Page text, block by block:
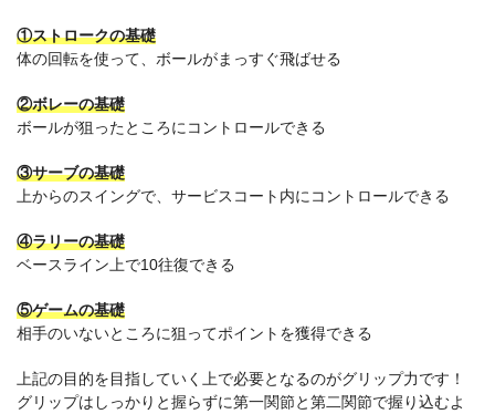
①ストロークの基礎
体の回転を使って、ボールがまっすぐ飛ばせる
②ボレーの基礎
ボールが狙ったところにコントロールできる
③サーブの基礎
上からのスイングで、サービスコート内にコントロールできる
④ラリーの基礎
ベースライン上で10往復できる
⑤ゲームの基礎
相手のいないところに狙ってポイントを獲得できる
上記の目的を目指していく上で必要となるのがグリップ力です！
グリップはしっかりと握らずに第一関節と第二関節で握り込むよ